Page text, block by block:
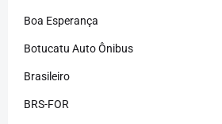
Boa Esperança
Botucatu Auto Ônibus
Brasileiro
BRS-FOR